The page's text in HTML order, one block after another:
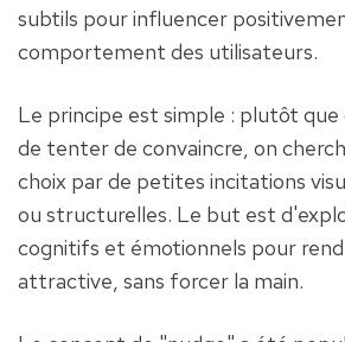
subtils pour influencer
comportement des utilisateurs.
Le principe est simple : plutôt
de tenter de convaincre, on
choix par de petites incitations
ou structurelles. Le but est
cognitifs et émotionnels pour
attractive, sans forcer la main.